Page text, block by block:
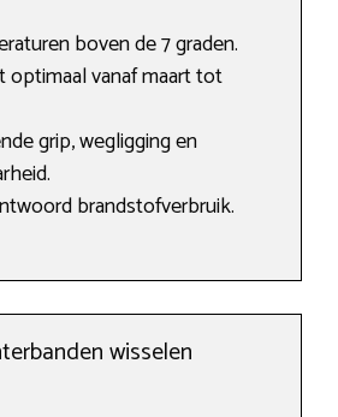
boven de 7 graden.
optimaal vanaf maart tot
grip, wegligging en
brandstofverbruik.
wisselen